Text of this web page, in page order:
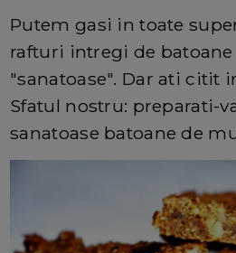
Putem gasi in toate
rafturi intregi de batoane
"sanatoase". Dar ati citit
Sfatul nostru: preparati-
sanatoase batoane de